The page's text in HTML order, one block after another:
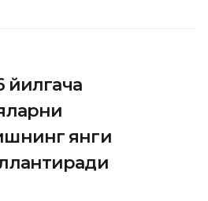
йилгача
янги